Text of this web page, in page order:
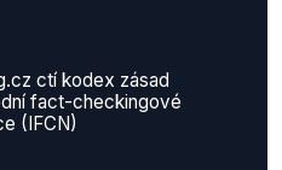
ctí kodex zásad
fact-checkingové
(IFCN)